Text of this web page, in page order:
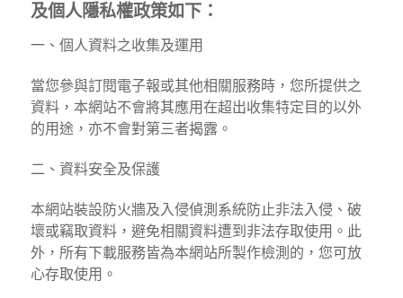
及個人隱私權政策如下：
一、個人資料之收集及運用
當您參與訂閱電子報或其他相關服務時，您所提供之
資料，本網站不會將其應用在超出收集特定目的以外
的用途，亦不會對第三者揭露。
二、資料安全及保護
本網站裝設防火牆及入侵偵測系統防止非法入侵、破
壞或竊取資料，避免相關資料遭到非法存取使用。此
外，所有下載服務皆為本網站所製作檢測的，您可放
心存取使用。